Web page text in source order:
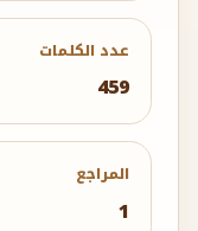
عدد الكلمات
459
المراجع
1